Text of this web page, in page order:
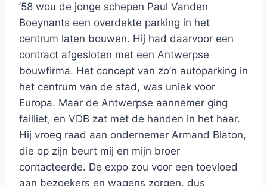
’58 wou de jonge schepen Paul Vanden
Boeynants een overdekte parking in het
centrum laten bouwen. Hij had daarvoor een
contract afgesloten met een Antwerpse
bouwfirma. Het concept van zo’n autoparking in
het centrum van de stad, was uniek voor
Europa. Maar de Antwerpse aannemer ging
failliet, en VDB zat met de handen in het haar.
Hij vroeg raad aan ondernemer Armand Blaton,
die op zijn beurt mij en mijn broer
contacteerde. De expo zou voor een toevloed
aan bezoekers en wagens zorgen, dus